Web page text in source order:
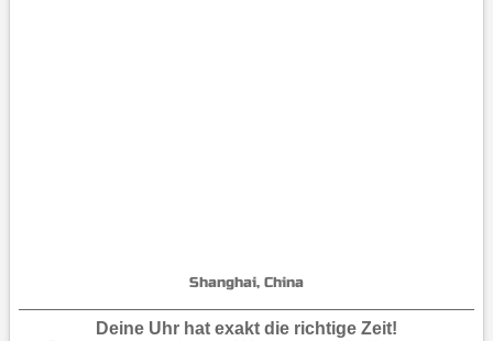
Shanghai, China
Deine Uhr hat exakt die richtige Zeit!